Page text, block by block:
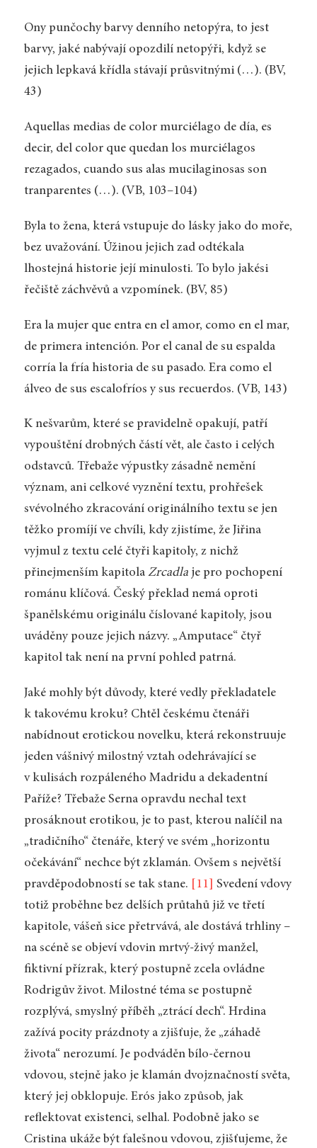
Ony punčochy barvy denního netopýra, to jest
barvy, jaké nabývají opozdilí netopýři, když se
jejich lepkavá křídla stávají průsvitnými (…). (BV,
43)
Aquellas medias de color murciélago de día, es
decir, del color que quedan los murciélagos
rezagados, cuando sus alas mucilaginosas son
tranparentes (…). (VB, 103–104)
Byla to žena, která vstupuje do lásky jako do moře,
bez uvažování. Úžinou jejich zad odtékala
lhostejná historie její minulosti. To bylo jakési
řečiště záchvěvů a vzpomínek. (BV, 85)
Era la mujer que entra en el amor, como en el mar,
de primera intención. Por el canal de su espalda
corría la fría historia de su pasado. Era como el
álveo de sus escalofríos y sus recuerdos. (VB, 143)
K nešvarům, které se pravidelně opakují, patří
vypouštění drobných částí vět, ale často i celých
odstavců. Třebaže výpustky zásadně nemění
význam, ani celkové vyznění textu, prohřešek
svévolného zkracování originálního textu se jen
těžko promíjí ve chvíli, kdy zjistíme, že Jiřina
vyjmul z textu celé čtyři kapitoly, z nichž
přinejmenším kapitola Zrcadlaje pro pochopení
románu klíčová. Český překlad nemá oproti
španělskému originálu číslované kapitoly, jsou
uváděny pouze jejich názvy. „Amputace“ čtyř
kapitol tak není na první pohled patrná.
Jaké mohly být důvody, které vedly překladatele
k takovému kroku? Chtěl českému čtenáři
nabídnout erotickou novelku, která rekonstruuje
jeden vášnivý milostný vztah odehrávající se
v kulisách rozpáleného Madridu a dekadentní
Paříže? Třebaže Serna opravdu nechal text
prosáknout erotikou, je to past, kterou nalíčil na
„tradičního“ čtenáře, který ve svém „horizontu
očekávání“ nechce být zklamán. Ovšem s největší
pravděpodobností se tak stane.
[11]
Svedení vdovy
totiž proběhne bez delších průtahů již ve třetí
kapitole, vášeň sice přetrvává, ale dostává trhliny –
na scéně se objeví vdovin mrtvý-živý manžel,
fiktivní přízrak, který postupně zcela ovládne
Rodrigův život. Milostné téma se postupně
rozplývá, smyslný příběh „ztrácí dech“. Hrdina
zažívá pocity prázdnoty a zjišťuje, že „záhadě
života“ nerozumí. Je podváděn bílo-černou
vdovou, stejně jako je klamán dvojznačností světa,
který jej obklopuje. Erós jako způsob, jak
reflektovat existenci, selhal. Podobně jako se
Cristina ukáže být falešnou vdovou, zjišťujeme, že